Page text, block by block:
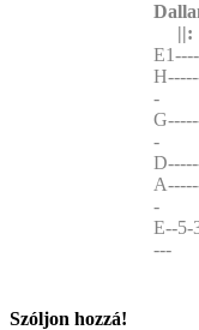
-
-
-
E--5-
---
Szóljon hozzá!